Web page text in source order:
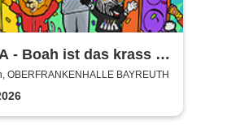
- Boah ist das krass -
OBERFRANKENHALLE BAYREUTH